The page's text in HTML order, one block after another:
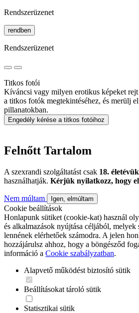
Rendszerüzenet
rendben
Rendszerüzenet
Titkos fotói
Kíváncsi vagy milyen erotikus képeket
a titkos fotók megtekintéséhez, és merülj
pillanatokban.
Engedély kérése a titkos fotóihoz
Felnőtt Tartalom
A szexrandi szolgáltatást csak 18.
használhatják. Kérjük nyilatkozz, hogy
Nem múltam Igen, elmúltam
Cookie beállítások
Honlapunk sütiket (cookie-kat) használ
és alkalmazások nyújtása céljából,
lennének elérhetőek számodra. A jelen
hozzájárulsz ahhoz, hogy a böngésződ
információ a Cookie szabályzatban.
Alapvető működést biztosító sütik
Beállításokat tároló sütik
Statisztikai sütik